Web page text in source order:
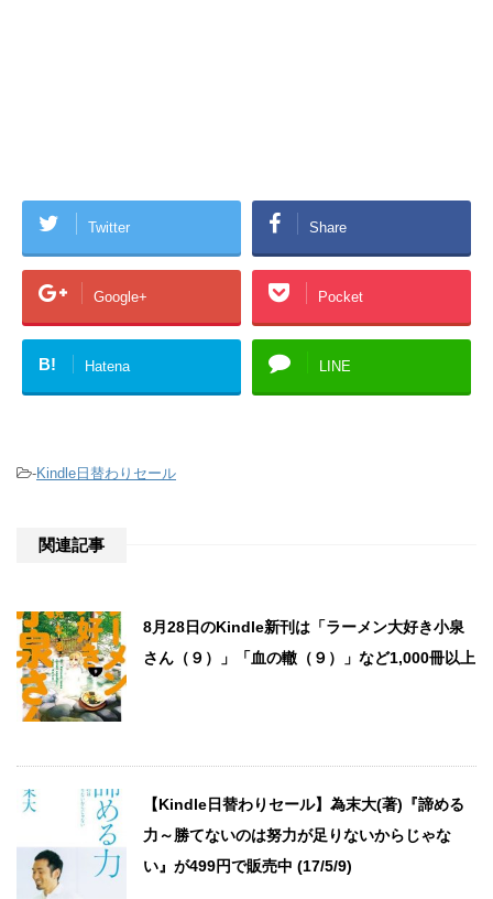
Twitter Share
Google+ Pocket
B! Hatena LINE
-Kindle日替わりセール
関連記事
8月28日のKindle新刊は「ラーメン大好き小泉
さん（９）」「血の轍（９）」など1,000冊以上
【Kindle日替わりセール】為末大(著)『諦める
力～勝てないのは努力が足りないからじゃな
い』が499円で販売中 (17/5/9)